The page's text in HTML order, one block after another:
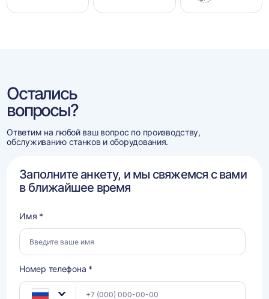
Остались
вопросы?
Ответим на любой ваш вопрос по производству,
обслуживанию станков и оборудования.
Заполните анкету, и мы свяжемся с вами
в ближайшее время
Имя *
Номер телефона *